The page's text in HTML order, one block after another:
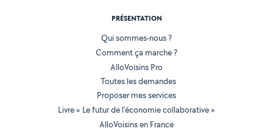
PRÉSENTATION
Qui sommes-nous ?
Comment ça marche ?
AlloVoisins Pro
Toutes les demandes
Proposer mes services
Livre « Le futur de l'économie collaborative »
AlloVoisins en France